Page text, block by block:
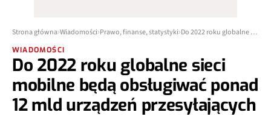
Strona główna Wiadomości Prawo, finanse, statystyki Do 2022 roku globalne sieci mobilne będą obsługiwać ponad 12 mld urządzeń przesyłających prawie 1 zettabajt danych
WIADOMOŚCI
Do 2022 roku globalne sieci
mobilne będą obsługiwać ponad
12 mld urządzeń przesyłających